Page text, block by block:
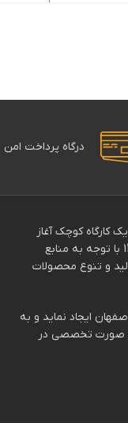
درگاه پرداخت امن
در یک کارگاه کوچک آغاز
کرد.دوسال بعددر سال 1392 نام برند “موتوپلاس” تغییر و فعالیت آن با تولید قطعات مصرفی ادامه یافت. در سال 1403 با توجه به منابع
و تنوع محصولات
ایجاد نماید و به
به صورت تخصصی در